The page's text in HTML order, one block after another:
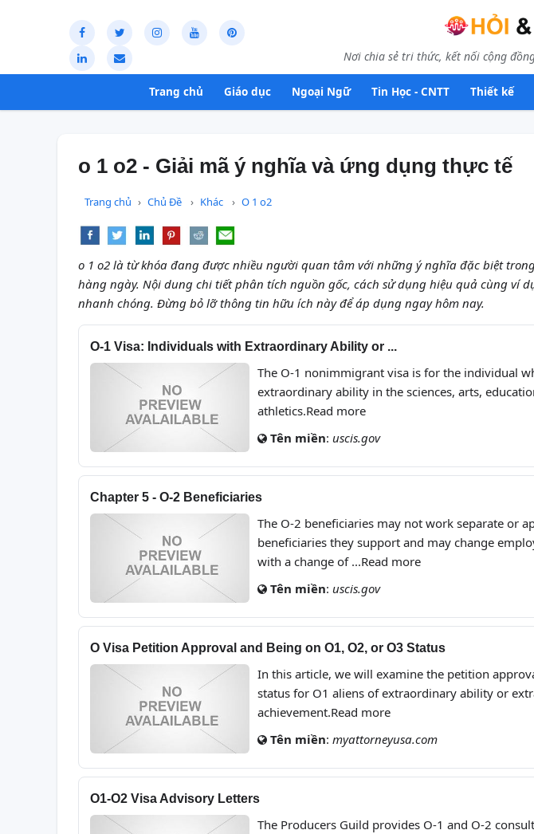
Nơi chia sẻ tri thức, kết nối cộng
Trang chủ Giáo dục Ngoại Ngữ Tin Học - CNTT Thiết kế
o 1 o2 - Giải mã ý nghĩa và ứng dụng thực tế
Trang chủ Chủ Đề Khác O 1 o2
o 1 o2 là từ khóa đang được nhiều người quan tâm với những ý nghĩa đặc biệt
hàng ngày. Nội dung chi tiết phân tích nguồn gốc, cách sử dụng hiệu quả cùng ví
nhanh chóng. Đừng bỏ lỡ thông tin hữu ích này để áp dụng ngay hôm nay.
O-1 Visa: Individuals with Extraordinary Ability or ...
The O-1 nonimmigrant visa is for the individual
extraordinary ability in the sciences, arts,
athletics.Read more
Tên miền: uscis.gov
Chapter 5 - O-2 Beneficiaries
The O-2 beneficiaries may not work separate or
beneficiaries they support and may change
with a change of ...Read more
Tên miền: uscis.gov
O Visa Petition Approval and Being on O1, O2, or O3 Status
In this article, we will examine the petition
status for O1 aliens of extraordinary ability or
achievement.Read more
Tên miền: myattorneyusa.com
O1-O2 Visa Advisory Letters
The Producers Guild provides O-1 and O-2